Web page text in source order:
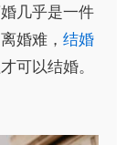
几乎是一件
婚难，结婚
可以结婚。